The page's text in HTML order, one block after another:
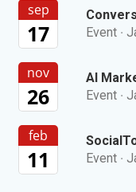
sep
17
Event ·
nov
26
AI
Event ·
feb
11
Event ·